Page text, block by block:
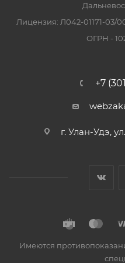
Лицензия: Л042-01171-03/
ОГРН -
+7
г. Улан-Удэ,
Имеются